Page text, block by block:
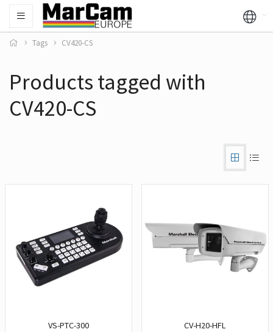
Tags CV420-CS
Products tagged with
CV420-CS
VS-PTC-300
CV-H20-HFL